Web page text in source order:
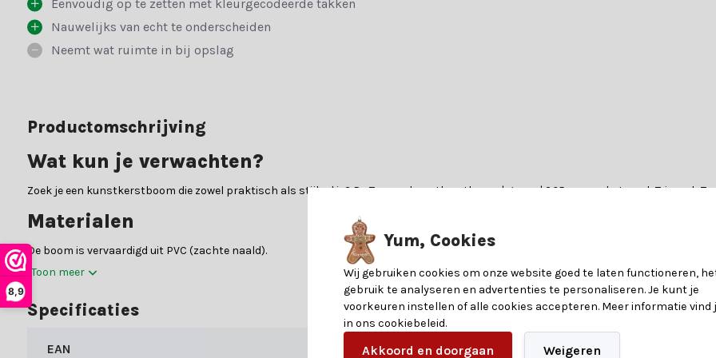
8,9
Eenvoudig op te zetten met kleurgecodeerde takken
Nauwelijks van echt te onderscheiden
Neemt wat ruimte in bij opslag
Productomschrijving
Wat kun je verwachten?
Zoek je een kunstkerstboom die zowel praktisch als stijlvol is? De Tuscan kunstkerstboom | groen | 365cm van het merk Triumph
Materialen
De boom is vervaardigd uit PVC (zachte naald).
PVC:Polyvinylchloride, beter bekend als PVC, is een veelgebruikt materiaal voor kunstkerstbomen vanwege zijn duurzame en
elkaar geplaatst, waardoor de boom een vol en compact uiterlijk krijgt. Dankzij het gebruik van PVC bij de Tuscan
tegelijkertijd zacht en veilig aanvoelt. Dit maakt de boom ideaal voor een knusse kerstsfeer in elk interieur.
Zachte naald:
Kunstkerstbomen met zachte naalden, zoals deze gemaakt van PVC, bieden het voordeel van een natuurlijk
Toon meer
Specificaties
EAN 0756770414959
Yum, Cookies
Wij gebruiken cookies om onze website goed te laten functioneren,
gebruik te analyseren en advertenties te personaliseren. Je kunt je
voorkeuren instellen of alle cookies accepteren. Meer informatie vind
in ons cookiebeleid.
Akkoord en doorgaan
Weigeren